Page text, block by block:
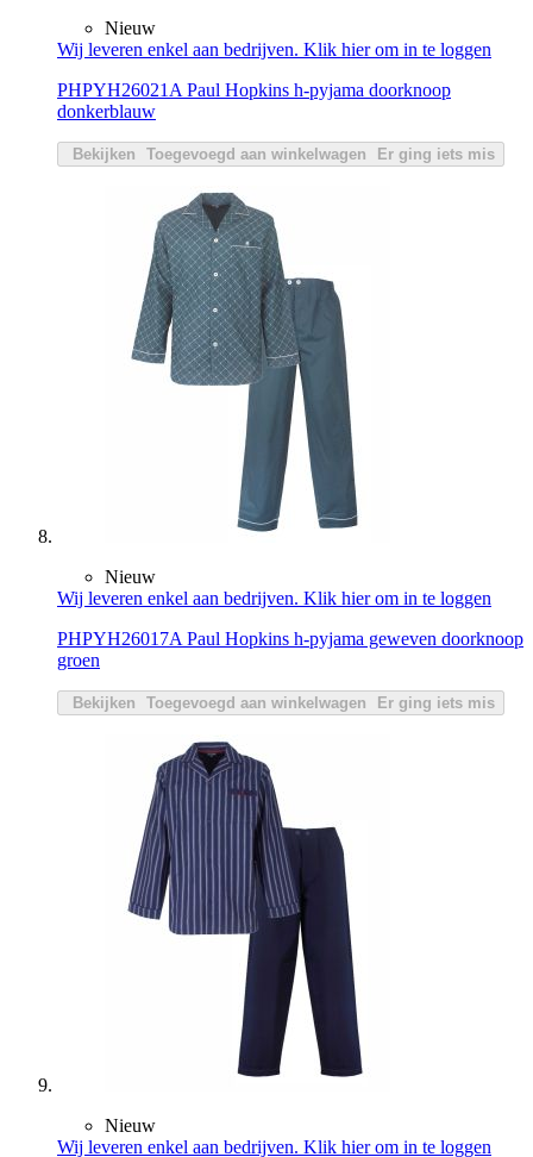
Nieuw
Wij leveren enkel aan bedrijven. Klik hier om in te loggen
PHPYH26021A Paul Hopkins h-pyjama doorknoop
donkerblauw
Bekijken Toegevoegd aan winkelwagen Er ging iets mis
Nieuw
Wij leveren enkel aan bedrijven. Klik hier om in te loggen
PHPYH26017A Paul Hopkins h-pyjama geweven doorknoop
groen
Bekijken Toegevoegd aan winkelwagen Er ging iets mis
Nieuw
Wij leveren enkel aan bedrijven. Klik hier om in te loggen